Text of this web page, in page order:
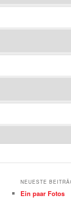
NEUESTE
Ein paar Fotos